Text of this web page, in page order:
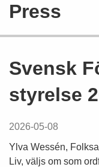
Press
Svensk
styrelse
2026-05-08
Ylva Wessén,
Liv, väljs om som